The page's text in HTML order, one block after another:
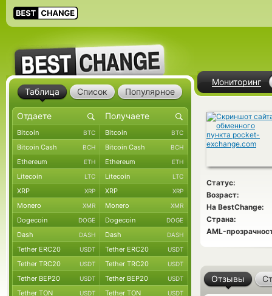
Мониторинг
Статус:
Возраст:
На BestChange:
Страна:
AML-
Отзывы
Таблица Список Популярное
Bitcoin BTC Bitcoin BTC
Bitcoin Cash BCH Bitcoin Cash BCH
Ethereum ETH Ethereum ETH
Litecoin LTC Litecoin LTC
XRP XRP XRP XRP
Monero XMR Monero XMR
Dogecoin DOGE Dogecoin DOGE
Dash DASH Dash DASH
Tether ERC20 USDT Tether ERC20 USDT
Tether TRC20 USDT Tether TRC20 USDT
Tether BEP20 USDT Tether BEP20 USDT
Tether TON USDT Tether TON USDT